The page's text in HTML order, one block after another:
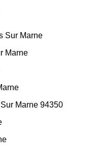
Sur Marne
Marne
Marne 94350